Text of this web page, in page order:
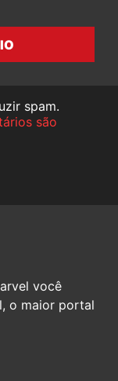
spam.
são
você
o maior portal